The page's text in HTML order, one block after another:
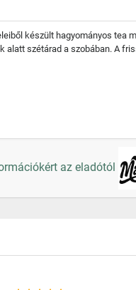
készült hagyományos
szétárad a szobában. A
az eladótól